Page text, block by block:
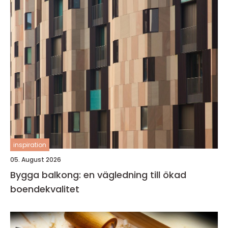
inspiration
05. August 2026
Bygga balkong: en vägledning till ökad
boendekvalitet